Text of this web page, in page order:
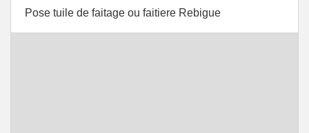
Pose tuile de faitage ou faitiere Rebigue